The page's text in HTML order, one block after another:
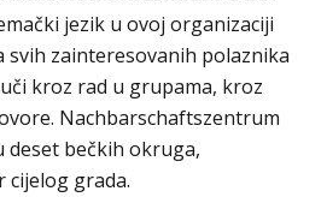
jezik u ovoj organizaciji
svih zainteresovanih polaznika
kroz rad u grupama, kroz
Nachbarschaftszentrum
deset bečkih okruga,
grada.